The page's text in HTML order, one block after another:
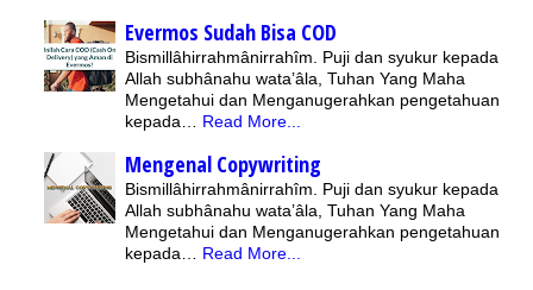
Evermos Sudah Bisa COD
Bismillâhirrahmânirrahîm. Puji dan syukur kepada
Allah subhânahu wata’âla, Tuhan Yang Maha
Mengetahui dan Menganugerahkan pengetahuan
kepada…
Read More...
Mengenal Copywriting
Bismillâhirrahmânirrahîm. Puji dan syukur kepada
Allah subhânahu wata’âla, Tuhan Yang Maha
Mengetahui dan Menganugerahkan pengetahuan
kepada…
Read More...